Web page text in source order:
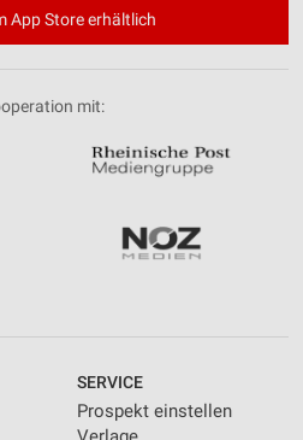
App Store erhältlich
mit:
SERVICE
Prospekt einstellen